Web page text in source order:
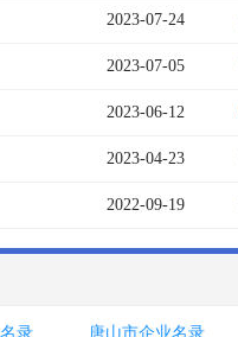
2023-07-24
2023-07-05
2023-06-12
2023-04-23
2022-09-19
录 唐山市企业名录